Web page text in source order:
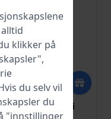
Emporio Armani
klikker på
du selv vil
du
"innstillinger